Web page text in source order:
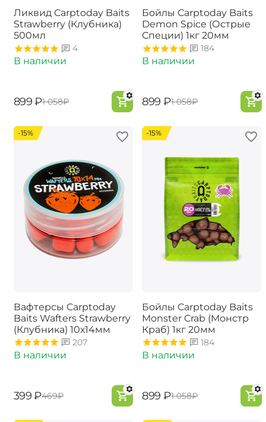
Ликвид Carptoday Baits
Strawberry (Клубника)
500мл
4
В наличии
‍899‍ ₽‍1 058‍₽
Бойлы Carptoday Baits
Demon Spice (Острые
Специи) 1кг 20мм
184
В наличии
‍899‍ ₽‍1 058‍₽
-15%
Вафтерсы Carptoday
Baits Wafters Strawberry
(Клубника) 10х14мм
207
В наличии
‍399‍ ₽‍469‍₽
-15%
Бойлы Carptoday Baits
Monster Crab (Монстр
Краб) 1кг 20мм
184
В наличии
‍899‍ ₽‍1 058‍₽